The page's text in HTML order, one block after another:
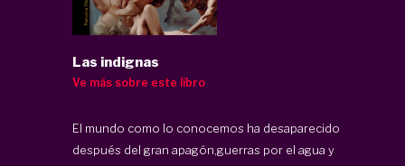
Las indignas
Ve más sobre este libro
El mundo como lo conocemos ha desaparecido
después del gran apagón,guerras por el agua y